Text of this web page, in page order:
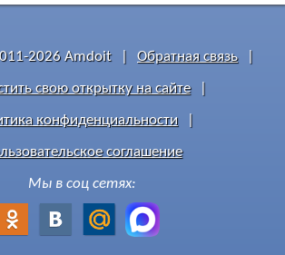
2026 Amdoit Обратная связь
свою открытку на сайте
конфиденциальности
соглашение
Мы в соц сетях: